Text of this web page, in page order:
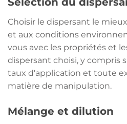
Choisir le dispersant le
et aux conditions
vous avec les propriétés et
dispersant choisi, y compris
taux d'application et toute
matière de manipulation.
Mélange et dilution